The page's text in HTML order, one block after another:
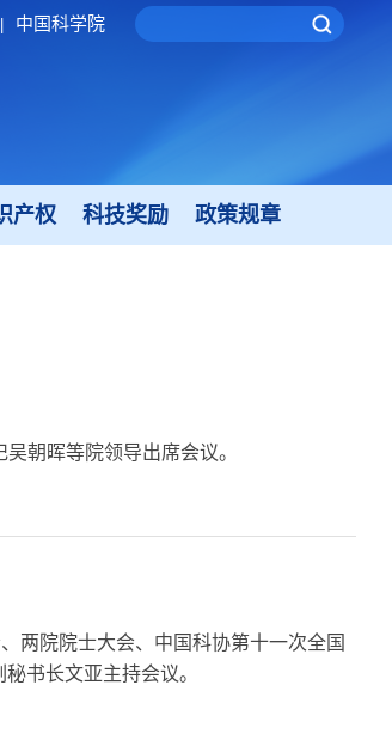
中国科学院
产权 科技奖励 政策规章
朝晖等院领导出席会议。
两院院士大会、中国科协第十一次全国
书长文亚主持会议。